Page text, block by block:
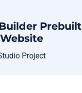
Prebuilt
Website
Project